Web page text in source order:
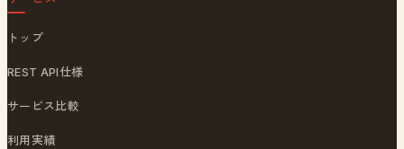
トップ
REST API仕様
サービス比較
利用実績